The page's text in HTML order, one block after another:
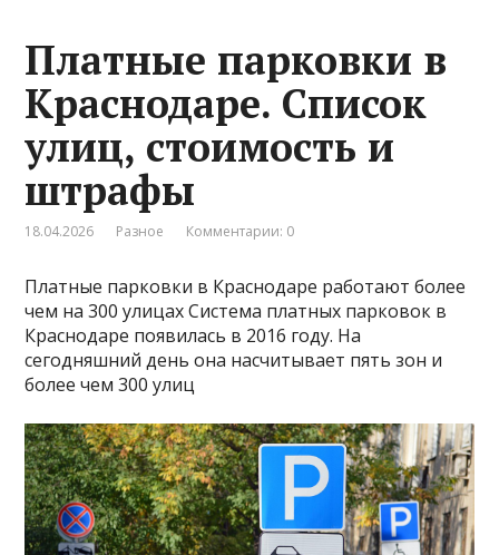
Платные парковки в
Краснодаре. Список
улиц, стоимость и
штрафы
18.04.2026 Разное Комментарии: 0
Платные парковки в Краснодаре работают более
чем на 300 улицах Система платных парковок в
Краснодаре появилась в 2016 году. На
сегодняшний день она насчитывает пять зон и
более чем 300 улиц